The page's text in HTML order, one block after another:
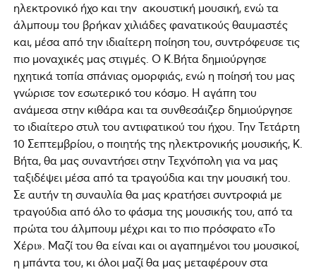
ηλεκτρονικό ήχο και την ακουστική μουσική, ενώ τα
άλμπουμ του βρήκαν χιλιάδες φανατικούς θαυμαστές
και, μέσα από την ιδιαίτερη ποίηση του, συντρόφευσε τις
πιο μοναχικές μας στιγμές. Ο Κ.Βήτα δημιούργησε
ηχητικά τοπία σπάνιας ομορφιάς, ενώ η ποίησή του μας
γνώρισε τον εσωτερικό του κόσμο. Η αγάπη του
ανάμεσα στην κιθάρα και τα συνθεσάιζερ δημιούργησε
το ιδιαίτερο στυλ του αντιφατικού του ήχου. Την Τετάρτη
10 Σεπτεμβρίου, ο ποιητής της ηλεκτρονικής μουσικής, Κ.
Βήτα, θα μας συναντήσει στην Τεχνόπολη για να μας
ταξιδέψει μέσα από τα τραγούδια και την μουσική του.
Σε αυτήν τη συναυλία θα μας κρατήσει συντροφιά με
τραγούδια από όλο το φάσμα της μουσικής του, από τα
πρώτα του άλμπουμ μέχρι και το πιο πρόσφατο «Το
Χέρι». Μαζί του θα είναι και οι αγαπημένοι του μουσικοί,
η μπάντα του, κι όλοι μαζί θα μας μεταφέρουν στα